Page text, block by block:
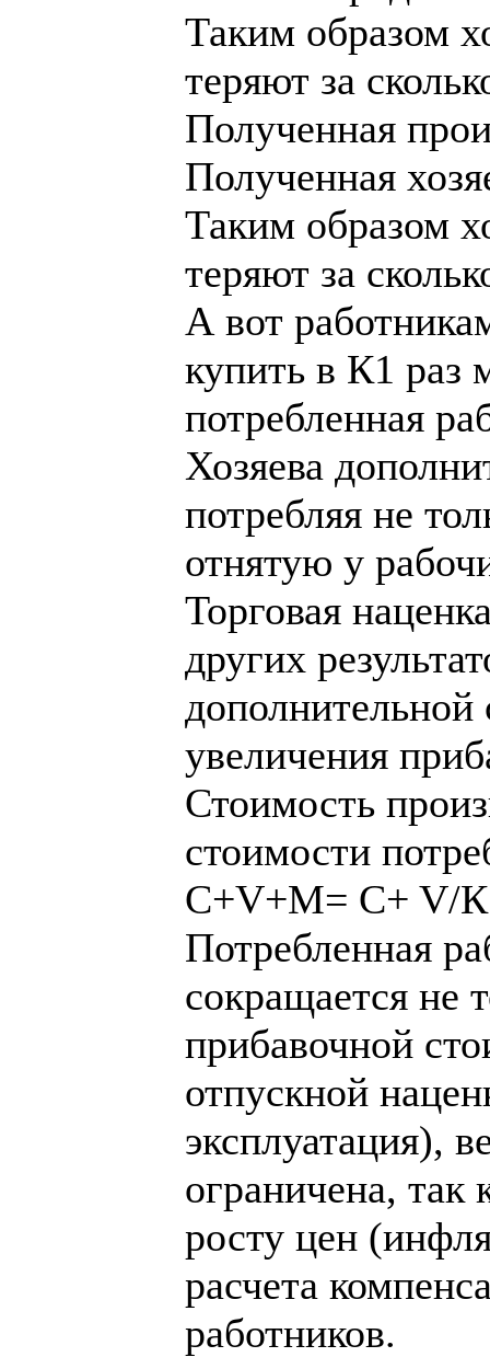
Таким образом
теряют за
Полученная
Полученная
Таким образом
теряют за
А вот
купить в К1 раз
потребленная
Хозяева
потребляя не
отнятую у
Торговая
других
дополнительной
увеличения
Стоимость
стоимости
C+V+M= C+ V/
Потребленная
сокращается не
прибавочной
отпускной
эксплуатация),
ограничена,
росту цен
расчета
работников.